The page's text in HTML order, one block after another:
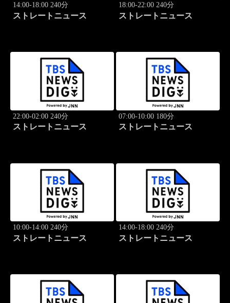
14:00-18:00 240分
ストレートニュース
18:00-22:00 240分
ストレートニュース
22:00-02:00 240分
ストレートニュース
07:00-10:00 180分
ストレートニュース
10:00-14:00 240分
ストレートニュース
14:00-18:00 240分
ストレートニュース